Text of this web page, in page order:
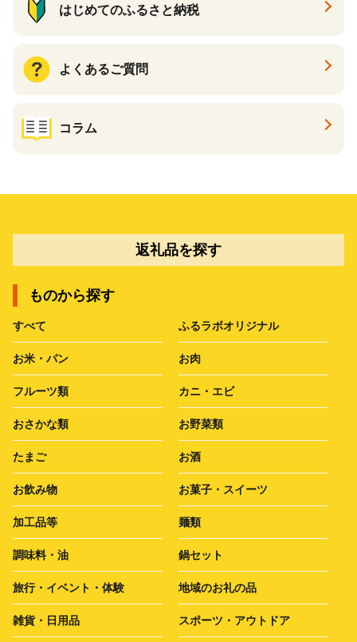
はじめてのふるさと納税
よくあるご質問
コラム
返礼品を探す
ものから探す
すべて ふるラボオリジナル
お米・パン お肉
フルーツ類 カニ・エビ
おさかな類 お野菜類
たまご お酒
お飲み物 お菓子・スイーツ
加工品等 麺類
調味料・油 鍋セット
旅行・イベント・体験 地域のお礼の品
雑貨・日用品 スポーツ・アウトドア